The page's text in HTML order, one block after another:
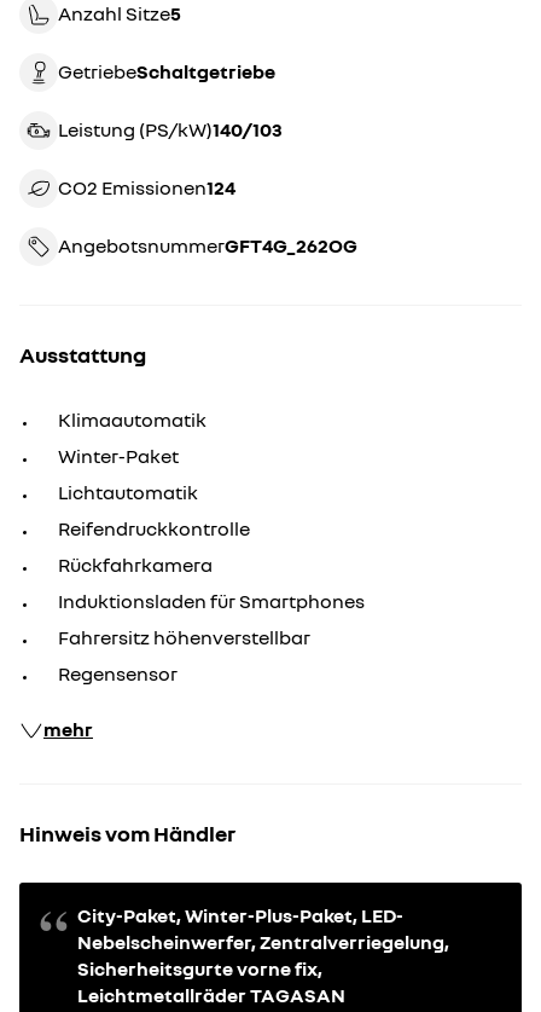
Anzahl Sitze5
Getriebe schaltgetriebe
Leistung (PS/kW) 140/103
CO2 Emissionen 124
Angebotsnummer GFT4G_262OG
Ausstattung
Klimaautomatik
Winter-Paket
Lichtautomatik
Reifendruckkontrolle
Rückfahrkamera
Induktionsladen für Smartphones
Fahrersitz höhenverstellbar
Regensensor
mehr
Hinweis vom Händler
City-Paket, Winter-Plus-Paket, LED-
Nebelscheinwerfer, Zentralverriegelung,
Sicherheitsgurte vorne fix,
Leichtmetallräder TAGASAN